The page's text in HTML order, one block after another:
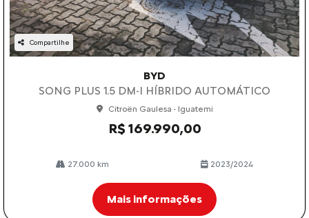
Compartilhe
BYD
SONG PLUS 1.5 DM-I HÍBRIDO AUTOMÁTICO
Citroën Gaulesa - Iguatemi
R$ 169.990,00
27.000 km 2023/2024
Mais informações